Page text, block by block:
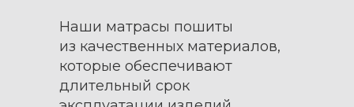
Матрас в багажник состоит
из двух равных, продольных
модулей. Каждый модуль
состоит из трёх блоков,
Наши матрасы пошиты
из качественных материалов,
которые обеспечивают
длительный срок